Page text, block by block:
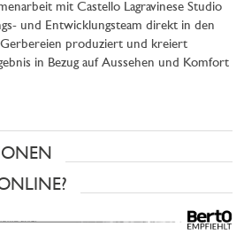
mit Castello Lagravinese Studio
und Entwicklungsteam direkt in den
produziert und kreiert
in Bezug auf Aussehen und Komfort